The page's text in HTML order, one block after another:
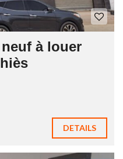
à louer
DETAILS